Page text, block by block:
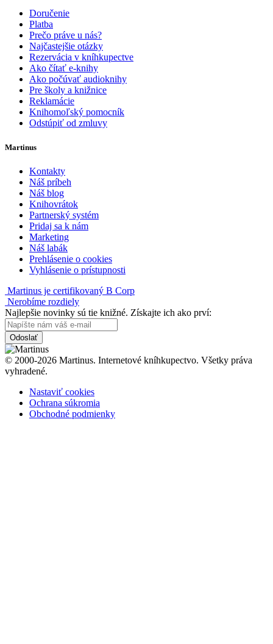
Doručenie
Platba
Prečo práve u nás?
Najčastejšie otázky
Rezervácia v kníhkupectve
Ako čítať e-knihy
Ako počúvať audioknihy
Pre školy a knižnice
Reklamácie
Knihomoľský pomocník
Odstúpiť od zmluvy
Martinus
Kontakty
Náš príbeh
Náš blog
Knihovrátok
Partnerský systém
Pridaj sa k nám
Marketing
Náš labák
Prehlásenie o cookies
Vyhlásenie o prístupnosti
Martinus je certifikovaný B Corp
Nerobíme rozdiely
Najlepšie novinky sú tie knižné. Získajte ich ako prví:
Odoslať
© 2000-2026 Martinus. Internetové kníhkupectvo. Všetky práva
vyhradené.
Nastaviť cookies
Ochrana súkromia
Obchodné podmienky